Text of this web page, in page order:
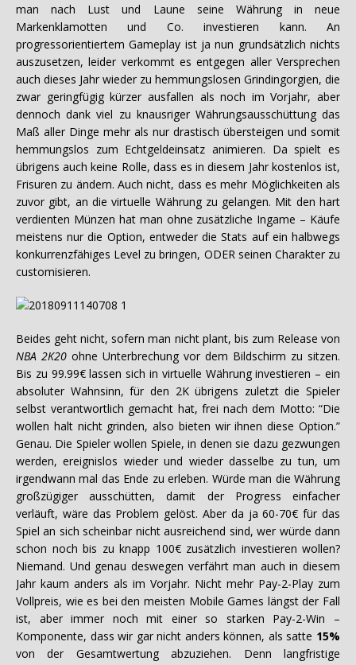
man nach Lust und Laune seine Währung in neue
Markenklamotten und Co. investieren kann. An
progressorientiertem Gameplay ist ja nun grundsätzlich nichts
auszusetzen, leider verkommt es entgegen aller Versprechen
auch dieses Jahr wieder zu hemmungslosen Grindingorgien, die
zwar geringfügig kürzer ausfallen als noch im Vorjahr, aber
dennoch dank viel zu knausriger Währungsausschüttung das
Maß aller Dinge mehr als nur drastisch übersteigen und somit
hemmungslos zum Echtgeldeinsatz animieren. Da spielt es
übrigens auch keine Rolle, dass es in diesem Jahr kostenlos ist,
Frisuren zu ändern. Auch nicht, dass es mehr Möglichkeiten als
zuvor gibt, an die virtuelle Währung zu gelangen. Mit den hart
verdienten Münzen hat man ohne zusätzliche Ingame – Käufe
meistens nur die Option, entweder die Stats auf ein halbwegs
konkurrenzfähiges Level zu bringen, ODER seinen Charakter zu
customisieren.
Beides geht nicht, sofern man nicht plant, bis zum Release von
NBA 2K20 ohne Unterbrechung vor dem Bildschirm zu sitzen.
Bis zu 99.99€ lassen sich in virtuelle Währung investieren – ein
absoluter Wahnsinn, für den 2K übrigens zuletzt die Spieler
selbst verantwortlich gemacht hat, frei nach dem Motto: “Die
wollen halt nicht grinden, also bieten wir ihnen diese Option.”
Genau. Die Spieler wollen Spiele, in denen sie dazu gezwungen
werden, ereignislos wieder und wieder dasselbe zu tun, um
irgendwann mal das Ende zu erleben. Würde man die Währung
großzügiger ausschütten, damit der Progress einfacher
verläuft, wäre das Problem gelöst. Aber da ja 60-70€ für das
Spiel an sich scheinbar nicht ausreichend sind, wer würde dann
schon noch bis zu knapp 100€ zusätzlich investieren wollen?
Niemand. Und genau deswegen verfährt man auch in diesem
Jahr kaum anders als im Vorjahr. Nicht mehr Pay-2-Play zum
Vollpreis, wie es bei den meisten Mobile Games längst der Fall
ist, aber immer noch mit einer so starken Pay-2-Win –
Komponente, dass wir gar nicht anders können, als satte 15%
von der Gesamtwertung abzuziehen. Denn langfristige